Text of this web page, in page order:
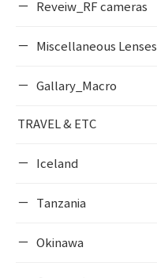
Reveiw_RF cameras
Miscellaneous Lenses
Gallary_Macro
TRAVEL & ETC
Iceland
Tanzania
Okinawa